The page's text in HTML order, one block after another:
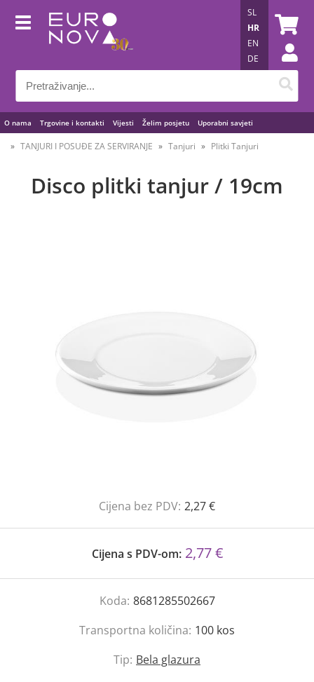
O nama Trgovine i kontakti Vijesti Želim posjetu Uporabni savjeti
SL
HR
EN
DE
TANJURI I POSUĐE ZA SERVIRANJE Tanjuri Plitki Tanjuri
Disco plitki tanjur / 19cm
Cijena bez PDV: 2,27 €
Cijena s PDV-om: 2,77 €
Koda: 8681285502667
Transportna količina: 100 kos
Tip: Bela glazura